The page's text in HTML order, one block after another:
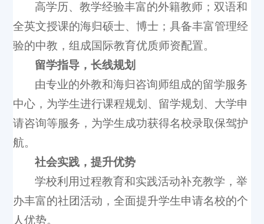
高学历、教学经验丰富的外籍教师；双语和
全英文授课的海归硕士、博士；具备丰富管理经
验的中教，组成国际教育优质师资配置。
留学指导，长线规划
由专业的外教和海归咨询师组成的留学服务
中心，为学生进行课程规划、留学规划、大学申
请咨询等服务，为学生成功获得名校录取保驾护
航。
社会实践，提升优势
学校利用过程教育和实践活动补充教学，举
办丰富的社团活动，全面提升学生申请名校的个
人优势。